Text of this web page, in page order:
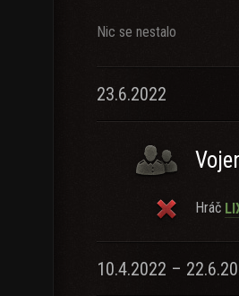
Nic se nestalo
23.6.2022
Hráč
10.4.2022 –